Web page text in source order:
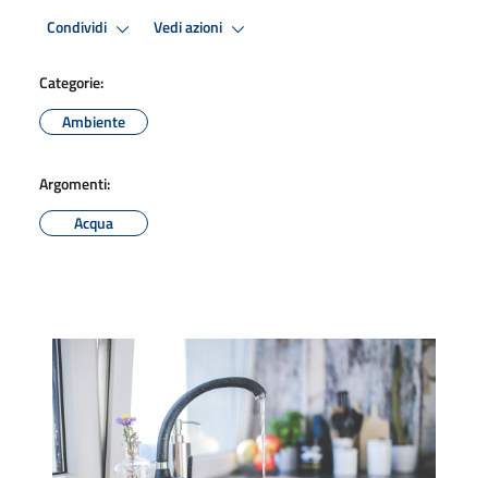
Condividi Vedi azioni
Categorie:
Ambiente
Argomenti:
Acqua